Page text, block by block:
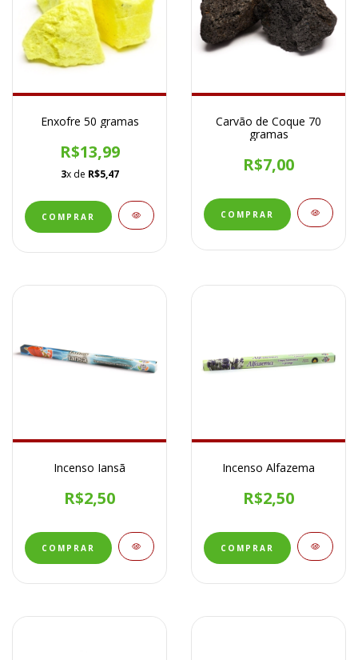
Enxofre 50 gramas
R$13,99
3x de R$5,47
Carvão de Coque 70
gramas
R$7,00
Incenso Iansã
R$2,50
Incenso Alfazema
R$2,50